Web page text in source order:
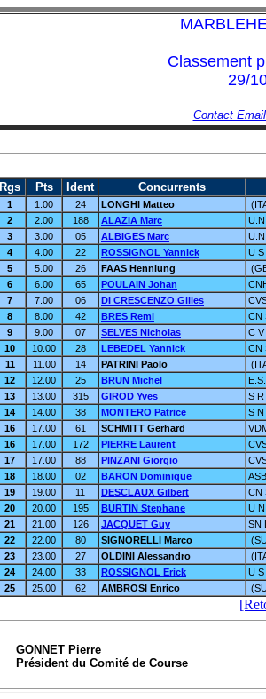
Classement
29/
Contact
Rgs
Pts Ident Concurrents
1 1.00 24 LONGHI Matteo
2
2.00 188 ALAZIA Marc
3
3.00 05 ALBIGES Marc
4
4.00 22 ROSSIGNOL Yannick
U
5
5.00 26 FAAS Henniung
6
6.00 65 POULAIN Johan
7
7.00 06 DI CRESCENZO Gilles
8
8.00 42 BRES Remi
CN
9
9.00 07 SELVES Nicholas
C
10
10.00 28 LEBEDEL Yannick
CN
11
11.00 14 PATRINI Paolo
12
12.00 25 BRUN Michel
13
13.00 315 GIROD Yves
S R
14
14.00 38 MONTERO Patrice
S
16
17.00 61 SCHMITT Gerhard
16
17.00 172 PIERRE Laurent
17
17.00 88 PINZANI Giorgio
18
18.00 02 BARON Dominique
19
19.00 11 DESCLAUX Gilbert
CN
20
20.00 195 BURTIN Stephane
U
21
21.00 126 JACQUET Guy
SN
22
22.00 80 SIGNORELLI Marco
23
23.00 27 OLDINI Alessandro
24
24.00 33 ROSSIGNOL Erick
U
25
25.00 62 AMBROSI Enrico
GONNET Pierre
Président du Comité de Course